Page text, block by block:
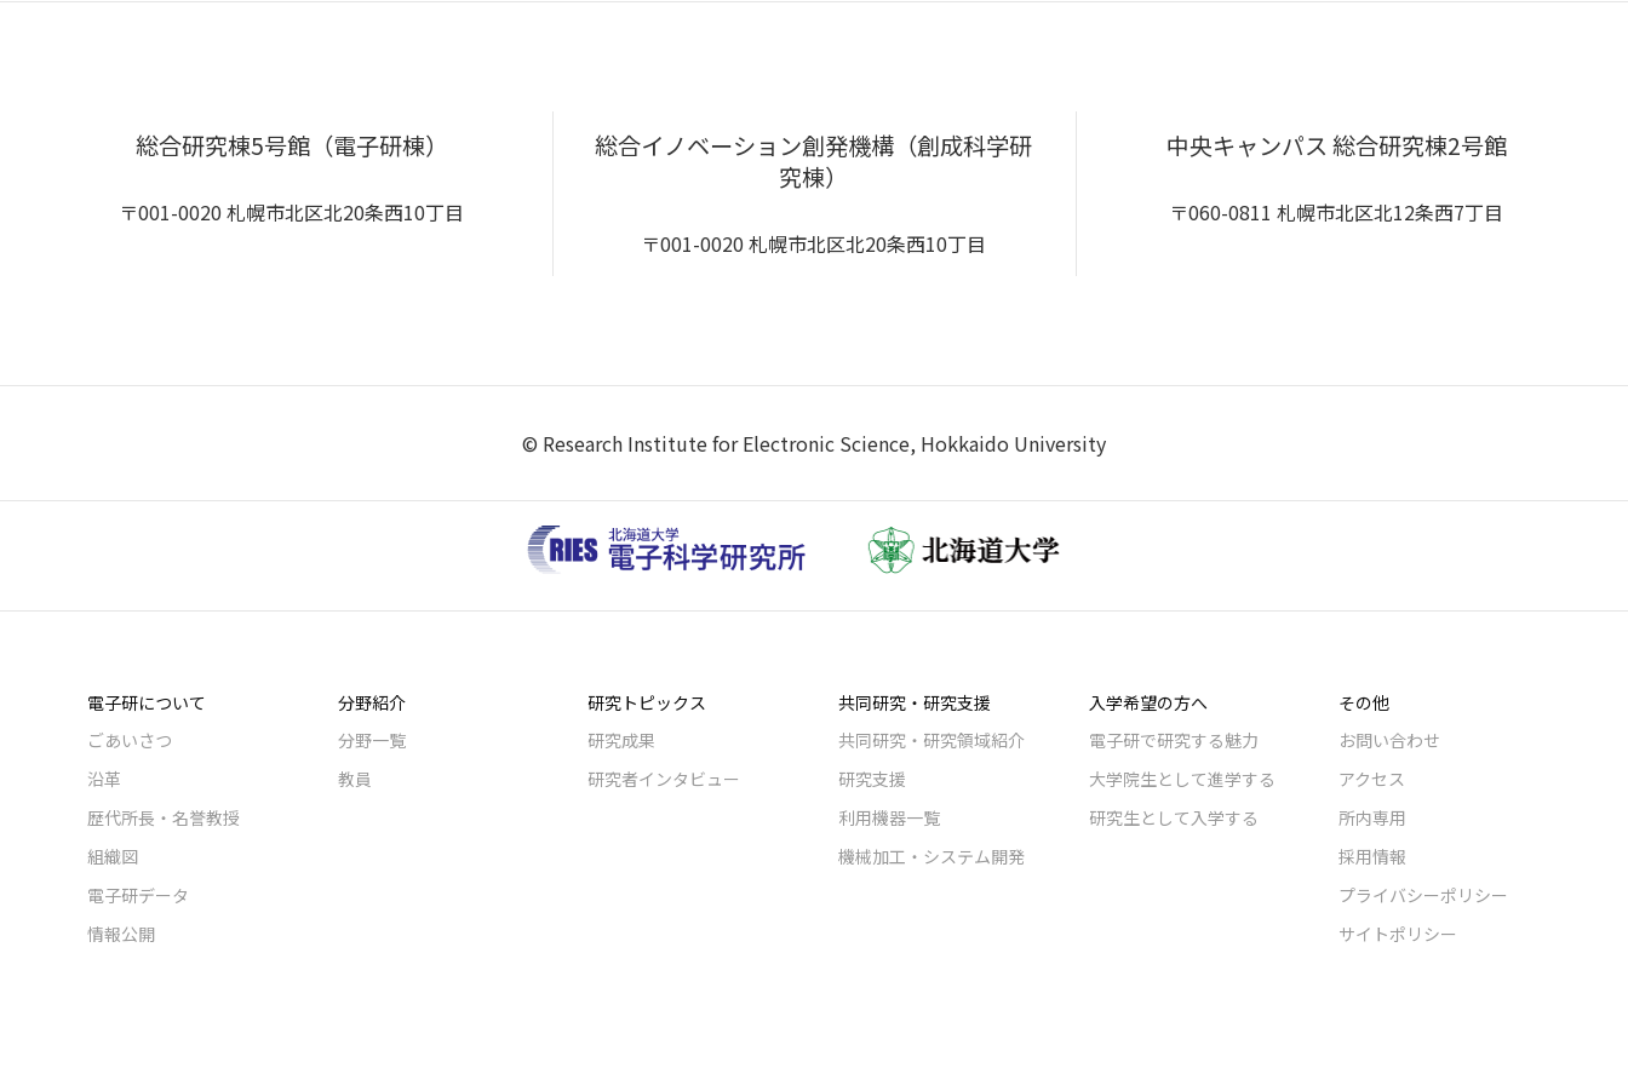
総合研究棟5号館（電子研棟）
〒001-0020 札幌市北区北20条西10丁目
総合イノベーション創発機構（創成科学研
究棟）
〒001-0020 札幌市北区北20条西10丁目
中央キャンパス 総合研究棟2号館
〒060-0811 札幌市北区北12条西7丁目
© Research Institute for Electronic Science, Hokkaido University
電子研について
ごあいさつ
沿革
歴代所長・名誉教授
組織図
電子研データ
情報公開
分野紹介
分野一覧
教員
研究トピックス
研究成果
研究者インタビュー
共同研究・研究支援
共同研究・研究領域紹介
研究支援
利用機器一覧
機械加工・システム開発
入学希望の方へ
電子研で研究する魅力
大学院生として進学する
研究生として入学する
その他
お問い合わせ
アクセス
所内専用
採用情報
プライバシーポリシー
サイトポリシー